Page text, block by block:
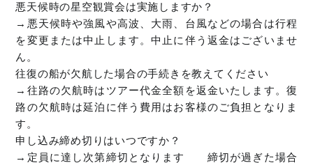
悪天候時の星空観賞会は実施しますか？
→悪天候時や強風や高波、大雨、台風などの場合は行程
を変更または中止します。中止に伴う返金はございませ
ん。
往復の船が欠航した場合の手続きを教えてください
→往路の欠航時はツアー代金全額を返金いたします。復
路の欠航時は延泊に伴う費用はお客様のご負担となりま
す。
申し込み締め切りはいつですか？
→定員に達し次第締切となります 締切が過ぎた場合